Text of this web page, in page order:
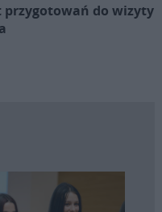
przygotowań do wizyty